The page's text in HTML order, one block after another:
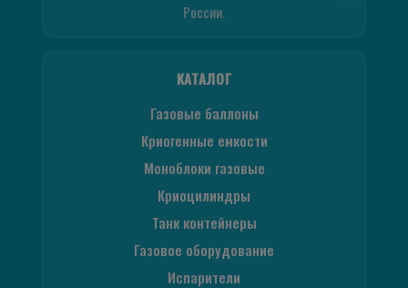
России.
КАТАЛОГ
Газовые баллоны
Криогенные емкости
Моноблоки газовые
Криоцилиндры
Танк контейнеры
Газовое оборудование
Испарители